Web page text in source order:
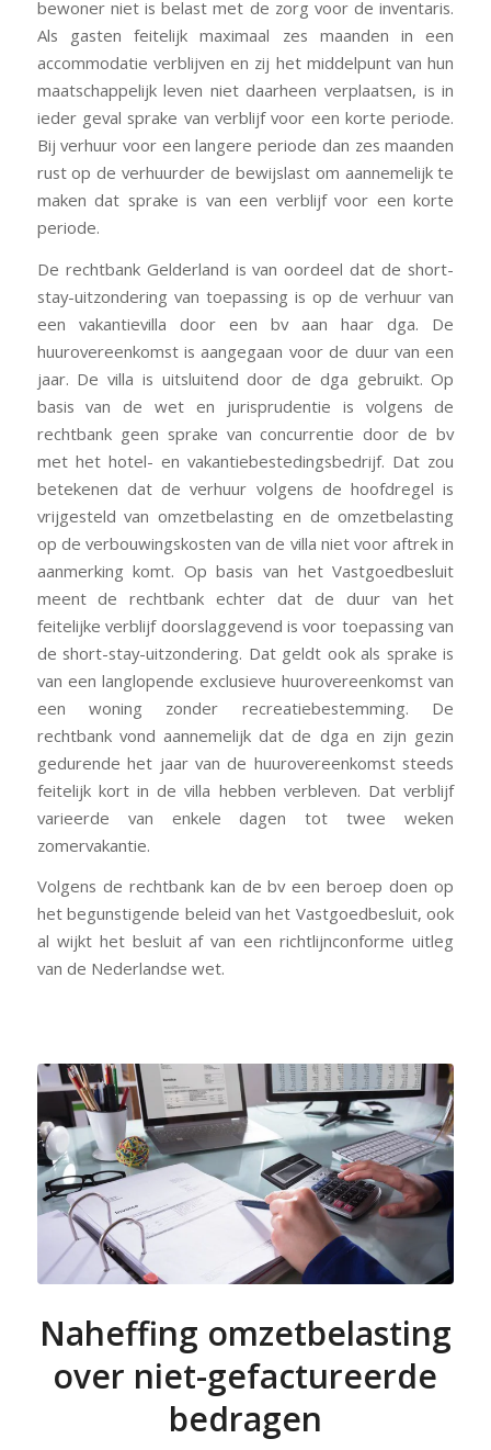
bewoner niet is belast met de zorg voor de inventaris.
Als gasten feitelijk maximaal zes maanden in een
accommodatie verblijven en zij het middelpunt van hun
maatschappelijk leven niet daarheen verplaatsen, is in
ieder geval sprake van verblijf voor een korte periode.
Bij verhuur voor een langere periode dan zes maanden
rust op de verhuurder de bewijslast om aannemelijk te
maken dat sprake is van een verblijf voor een korte
periode.
De rechtbank Gelderland is van oordeel dat de short-
stay-uitzondering van toepassing is op de verhuur van
een vakantievilla door een bv aan haar dga. De
huurovereenkomst is aangegaan voor de duur van een
jaar. De villa is uitsluitend door de dga gebruikt. Op
basis van de wet en jurisprudentie is volgens de
rechtbank geen sprake van concurrentie door de bv
met het hotel- en vakantiebestedingsbedrijf. Dat zou
betekenen dat de verhuur volgens de hoofdregel is
vrijgesteld van omzetbelasting en de omzetbelasting
op de verbouwingskosten van de villa niet voor aftrek in
aanmerking komt. Op basis van het Vastgoedbesluit
meent de rechtbank echter dat de duur van het
feitelijke verblijf doorslaggevend is voor toepassing van
de short-stay-uitzondering. Dat geldt ook als sprake is
van een langlopende exclusieve huurovereenkomst van
een woning zonder recreatiebestemming. De
rechtbank vond aannemelijk dat de dga en zijn gezin
gedurende het jaar van de huurovereenkomst steeds
feitelijk kort in de villa hebben verbleven. Dat verblijf
varieerde van enkele dagen tot twee weken
zomervakantie.
Volgens de rechtbank kan de bv een beroep doen op
het begunstigende beleid van het Vastgoedbesluit, ook
al wijkt het besluit af van een richtlijnconforme uitleg
van de Nederlandse wet.
Naheffing omzetbelasting
over niet-gefactureerde
bedragen